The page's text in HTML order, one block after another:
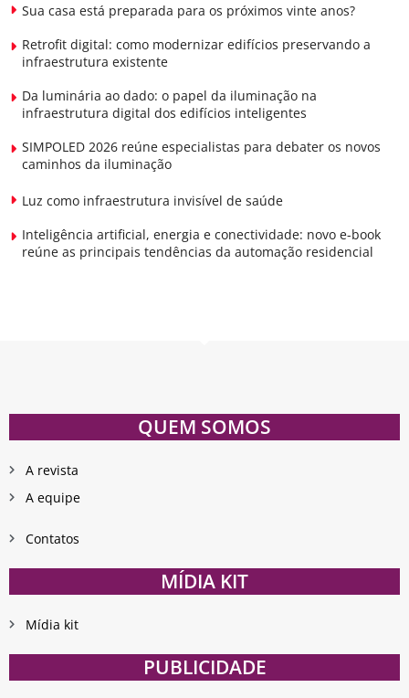
Sua casa está preparada para os próximos vinte anos?
Retrofit digital: como modernizar edifícios preservando a
infraestrutura existente
Da luminária ao dado: o papel da iluminação na
infraestrutura digital dos edifícios inteligentes
SIMPOLED 2026 reúne especialistas para debater os novos
caminhos da iluminação
Luz como infraestrutura invisível de saúde
Inteligência artificial, energia e conectividade: novo e-book
reúne as principais tendências da automação residencial
QUEM SOMOS
A revista
A equipe
Contatos
MÍDIA KIT
Mídia kit
PUBLICIDADE